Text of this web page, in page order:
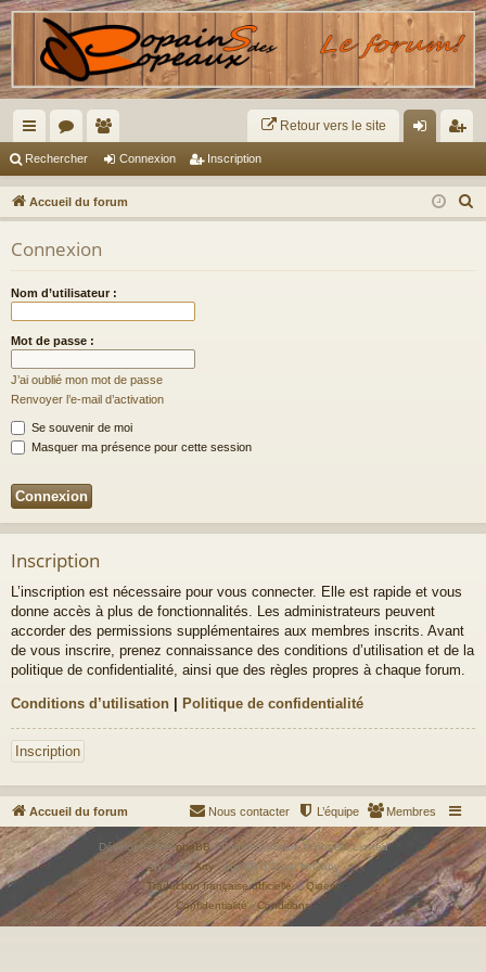
ac
co
ur
ci
s
or
u
m
s
m
br
es
Retour vers le site
ne
xi
cri
pti
Rechercher Connexion Inscription
Accueil du forum
e
Connexion
Nom d’utilisateur :
Mot de passe :
J’ai oublié mon mot de passe
Renvoyer l’e-mail d’activation
Se souvenir de moi
Masquer ma présence pour cette session
Inscription
L’inscription est nécessaire pour vous connecter. Elle est rapide et vous
donne accès à plus de fonctionnalités. Les administrateurs peuvent
accorder des permissions supplémentaires aux membres inscrits. Avant
de vous inscrire, prenez connaissance des conditions d’utilisation et de la
politique de confidentialité, ainsi que des règles propres à chaque forum.
Conditions d’utilisation | Politique de confidentialité
Inscription
Accueil du forum Membres
L’équipe
Nous contacter
Développé parphpBB® Forum Software © phpBB Limited
Style parArty- phpBB 3.3 par MrGaby
Traduction française officielle©Qiaeru
Confidentialité|Conditions